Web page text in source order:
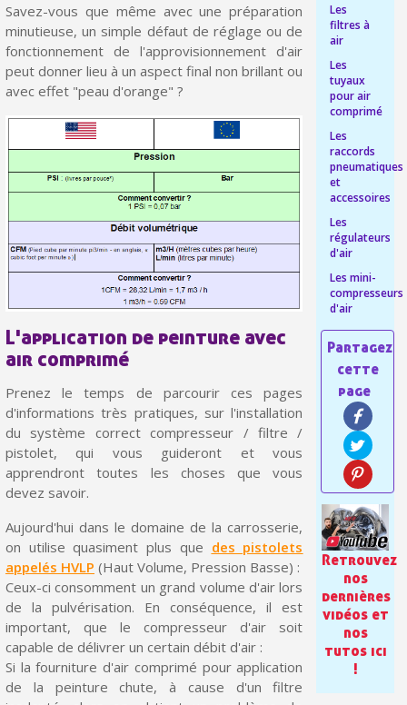
Partagez vos créations et obtenez des bons d'achat
Gagnez des points de fidélité à chaque commande
Livraison sous 24 h en France Métropolitaine
Retour produits sous 14 jours
Réduction de 5€ sur la première commande
10€ de bon d'achat pour chaque parrainage
Livraison sous 24 h en France Métropolitaine
Livraison offerte en France métropolitaine pour 250€ d'achats
Votre devis en ligne en moins d'1 minute
Gagnez des points de fidélité à chaque commande
Livraison sous 24 h en France Métropolitaine
Retour produits sous 14 jours
10€ de bon d'achat pour chaque parrainage
Inscription à la newsletter : 5€ de réduction
Savez-vous que même avec une préparation
minutieuse, un simple défaut de réglage ou de
fonctionnement de l'approvisionnement d'air
peut donner lieu à un aspect final non brillant ou
avec effet "peau d'orange" ?
L'application de peinture avec
air comprimé
Prenez le temps de parcourir ces pages
d'informations très pratiques, sur l'installation
du système correct compresseur / filtre /
pistolet, qui vous guideront et vous
apprendront toutes les choses que vous
devez savoir.
Aujourd'hui dans le domaine de la carrosserie,
on utilise quasiment plus que des pistolets
appelés HVLP (Haut Volume, Pression Basse) :
Ceux-ci consomment un grand volume d'air lors
de la pulvérisation. En conséquence, il est
important, que le compresseur d'air soit
capable de délivrer un certain débit d'air :
Si la fourniture d'air comprimé pour application
de la peinture chute, à cause d'un filtre
Les
filtres à
air
Les
tuyaux
pour air
comprimé
Les
raccords
pneumatiques
et
accessoires
Les
régulateurs
d'air
Les mini-
compresseurs
d'air
Retrouvez
nos
dernières
vidéos et
nos
tutos ici
!